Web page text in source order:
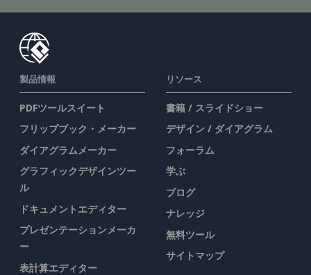
製品情報
PDFツールスイート
フリップブック・メーカー
ダイアグラムメーカー
グラフィックデザインツー
ル
ドキュメントエディター
プレゼンテーションメーカ
ー
表計算エディター
リソース
書籍 / スライドショー
デザイン / ダイアグラム
フォーラム
学ぶ
ブログ
ナレッジ
無料ツール
サイトマップ